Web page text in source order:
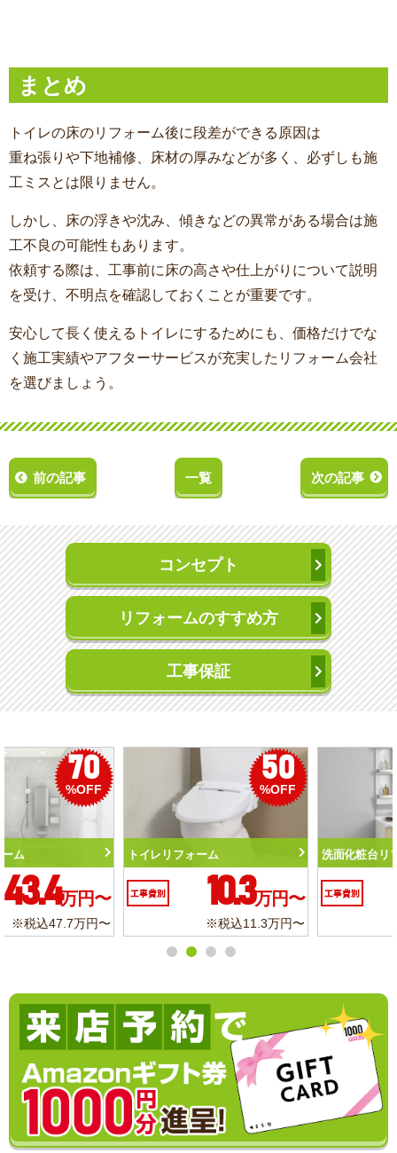
まとめ
トイレの床のリフォーム後に段差ができる原因は
重ね張りや下地補修、床材の厚みなどが多く、必ずしも施
工ミスとは限りません。
しかし、床の浮きや沈み、傾きなどの異常がある場合は施
工不良の可能性もあります。
依頼する際は、工事前に床の高さや仕上がりについて説明
を受け、不明点を確認しておくことが重要です。
安心して長く使えるトイレにするためにも、価格だけでな
く施工実績やアフターサービスが充実したリフォーム会社
を選びましょう。
前の記事 一覧 次の記事
コンセプト
リフォームのすすめ方
工事保証
%OFF
トイレリフォーム
工事費別 10.3万円〜
※税込11.3万円〜
56
洗面化粧台リフォーム
工事費別 6.2万円〜
※税込6.8万円〜